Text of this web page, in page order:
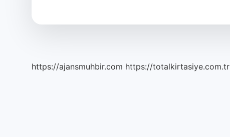
https://ajansmuhbir.com https://totalkirtasiye.com.tr